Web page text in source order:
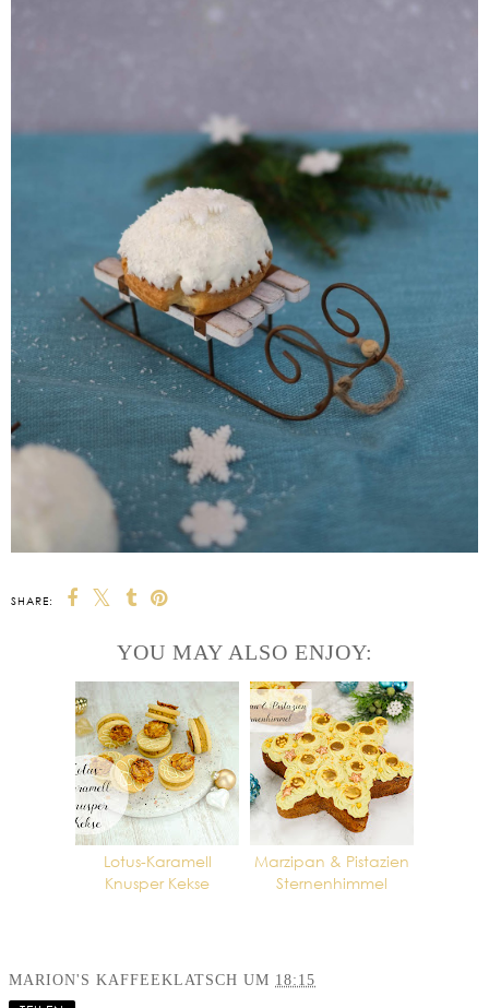
SHARE:
YOU MAY ALSO ENJOY:
Lotus-Karamell
Knusper Kekse
Marzipan & Pistazien
Sternenhimmel
MARION'S KAFFEEKLATSCH UM 18:15